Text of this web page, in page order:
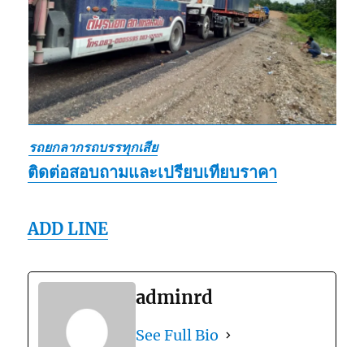
รถยกลากรถบรรทุกเสีย
ติดต่อสอบถามและเปรียบเทียบราคา
ADD LINE
adminrd
See Full Bio